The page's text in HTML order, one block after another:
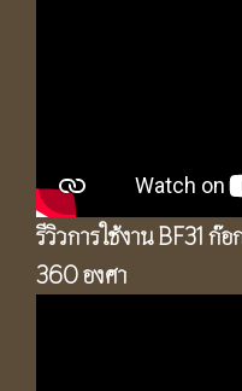
รีวิวการใช้งาน BF31
360 องศา